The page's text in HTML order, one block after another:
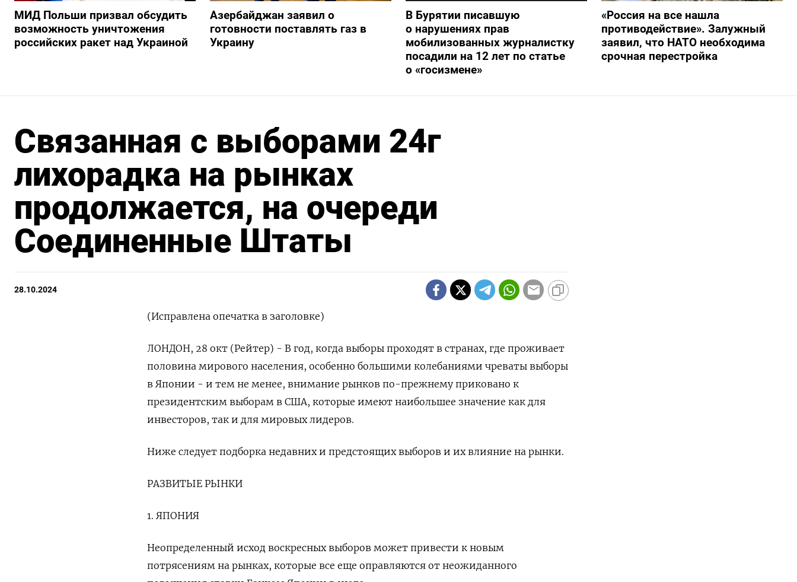
МИД Польши призвал обсудить
возможность уничтожения
российских ракет над Украиной
Азербайджан заявил о
готовности поставлять газ в
Украину
В Бурятии писавшую
о нарушениях прав
мобилизованных журналистку
посадили на 12 лет по статье
о «госизмене»
«Россия на все нашла
противодействие». Залужный
заявил, что НАТО необходима
срочная перестройка
Связанная с выборами 24г
лихорадка на рынках
продолжается, на очереди
Соединенные Штаты
28.10.2024
(Исправлена опечатка в заголовке)
ЛОНДОН, 28 окт (Рейтер) - В год, когда выборы проходят в странах, где проживает
половина мирового населения, особенно большими колебаниями чреваты выборы
в Японии - и тем не менее, внимание рынков по-прежнему приковано к
президентским выборам в США, которые имеют наибольшее значение как для
инвесторов, так и для мировых лидеров.
Ниже следует подборка недавних и предстоящих выборов и их влияние на рынки.
РАЗВИТЫЕ РЫНКИ
1. ЯПОНИЯ
Неопределенный исход воскресных выборов может привести к новым
потрясениям на рынках, которые все еще оправляются от неожиданного